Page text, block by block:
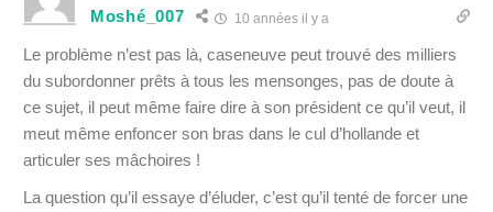
Moshé_007 10 années il y a
Le problème n’est pas là, caseneuve peut trouvé des milliers
du subordonner prêts à tous les mensonges, pas de doute à
ce sujet, il peut même faire dire à son président ce qu’il veut, il
meut même enfoncer son bras dans le cul d’hollande et
articuler ses mâchoires !
La question qu’il essaye d’éluder, c’est qu’il tenté de forcer une